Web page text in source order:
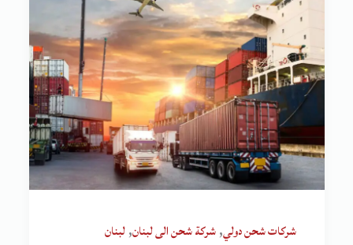
شركات شحن دولي,شركة شحن الى لبنان,لبنان